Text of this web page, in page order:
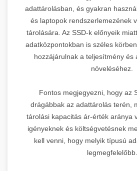
adattárolásban, és gyakran
és laptopok rendszerlemezének
tárolására. Az SSD-k előnyeik
adatközpontokban is széles
hozzájárulnak a teljesítmény és
növeléséhez.
Fontos megjegyezni, hogy az
drágábbak az adattárolás terén,
tárolási kapacitás ár-érték aránya
igényeknek és költségvetésnek
kell venni, hogy melyik típusú
legmegfelelőbb.